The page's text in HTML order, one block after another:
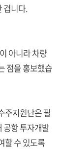
겁니다.
아니라 차량
점을 홍보했습
주지원단은 필
공항 투자개발
할 수 있도록